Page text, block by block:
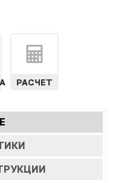
РАСЧЕТ
ВКЛАДКА)